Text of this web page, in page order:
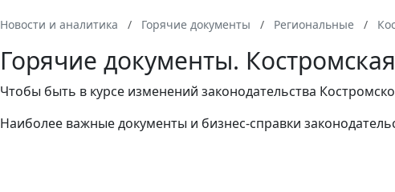
Новости и аналитика Горячие документы Региональные
Горячие документы.
Чтобы быть в курсе изменений законодательства
Наиболее важные документы и бизнес-справки